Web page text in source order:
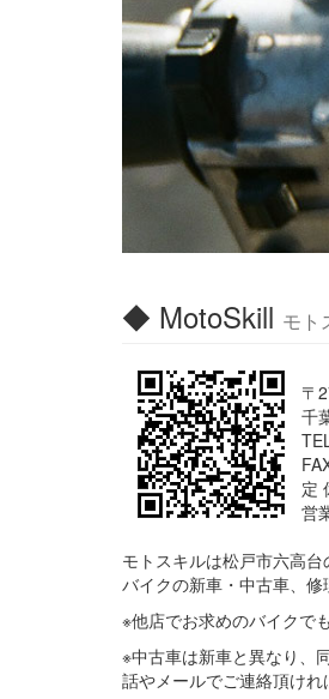
◆ MotoSkill モト
〒
千
定
営
モトスキルは松戸市六高台
バイクの新車・中古車、
※他店でお求めのバイクで
※中古車は新車と異なり、
話やメールでご連絡頂けれ